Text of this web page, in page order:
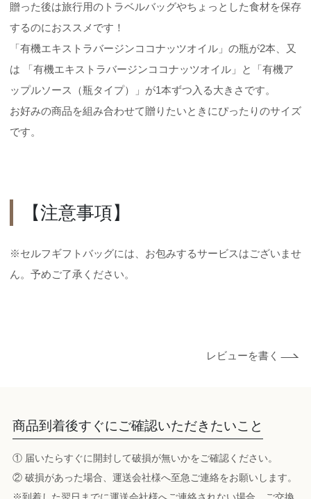
贈った後は旅行用のトラベルバッグやちょっとした食材を保存
するのにおススメです！
「有機エキストラバージンココナッツオイル」の瓶が2本、又
は 「有機エキストラバージンココナッツオイル」と「有機ア
ップルソース（瓶タイプ）」が1本ずつ入る大きさです。
お好みの商品を組み合わせて贈りたいときにぴったりのサイズ
です。
【注意事項】
※セルフギフトバッグには、お包みするサービスはございませ
ん。予めご了承ください。
レビューを書く
商品到着後すぐにご確認いただきたいこと
① 届いたらすぐに開封して破損が無いかをご確認ください。
② 破損があった場合、運送会社様へ至急ご連絡をお願いします。